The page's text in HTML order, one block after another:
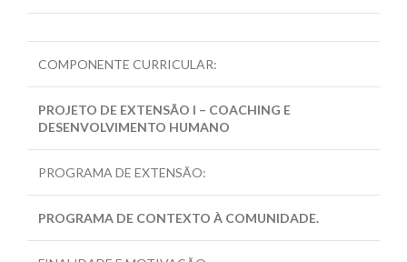
COMPONENTE CURRICULAR:
PROJETO DE EXTENSÃO I – COACHING E
DESENVOLVIMENTO HUMANO
PROGRAMA DE EXTENSÃO:
PROGRAMA DE CONTEXTO À COMUNIDADE.